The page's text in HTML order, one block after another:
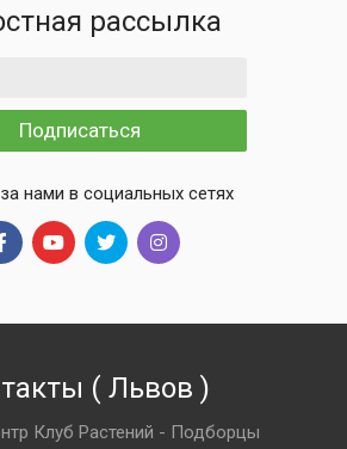
рассылка
Подписаться
нами в социальных сетях
( Львов )
Клуб Растений - Подборцы